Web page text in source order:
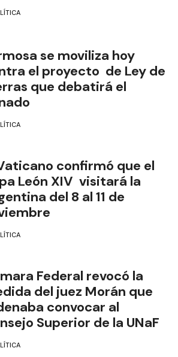
se moviliza hoy
el proyecto de Ley de
que debatirá el
confirmó que el
León XIV visitará la
del 8 al 11 de
Federal revocó la
del juez Morán que
convocar al
Superior de la UNaF